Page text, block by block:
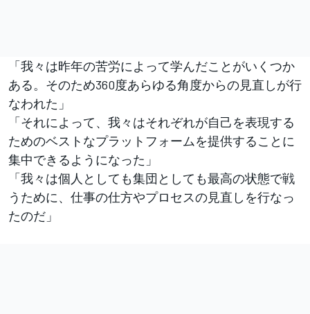
「我々は昨年の苦労によって学んだことがいくつか
ある。そのため360度あらゆる角度からの見直しが行
なわれた」
「それによって、我々はそれぞれが自己を表現する
ためのベストなプラットフォームを提供することに
集中できるようになった」
「我々は個人としても集団としても最高の状態で戦
うために、仕事の仕方やプロセスの見直しを行なっ
たのだ」